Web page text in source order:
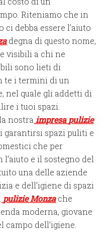
Riteniamo che in
debba essere l’aiuto
degna di questo nome,
visibili a chi ne
sono lieti di
te i termini di un
nel quale gli addetti di
i tuoi spazi.
nostra impresa pulizie
garantirsi spazi puliti e
che per
e il sostegno del
una delle aziende
e dell’igiene di spazi
pulizie Monzache
moderna, giovane
campo dell’igiene.